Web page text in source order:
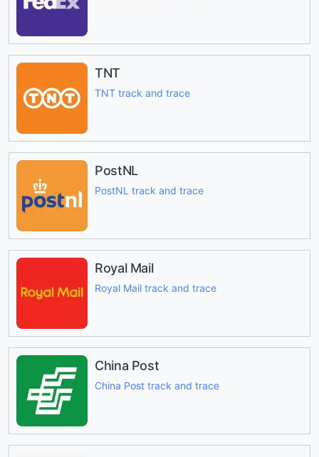
TNT
TNT track and trace
PostNL
PostNL track and trace
Royal Mail
Royal Mail track and trace
China Post
China Post track and trace